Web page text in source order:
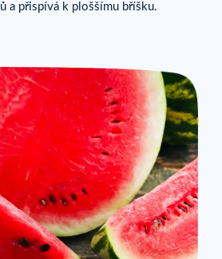
a přispívá k ploššímu bříšku.